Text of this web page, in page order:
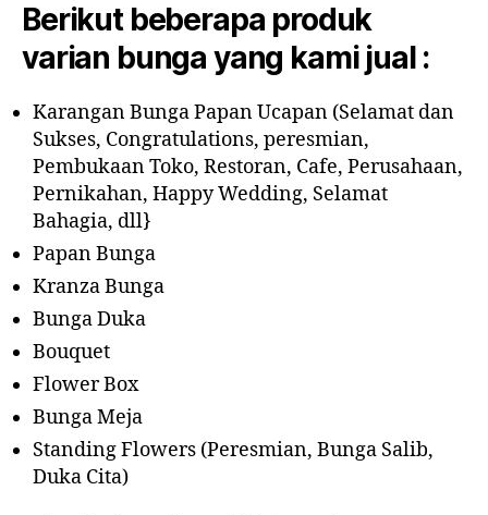
Berikut beberapa produk
varian bunga yang kami jual :
Karangan Bunga Papan Ucapan (Selamat dan
Sukses, Congratulations, peresmian,
Pembukaan Toko, Restoran, Cafe, Perusahaan,
Pernikahan, Happy Wedding, Selamat
Bahagia, dll}
Papan Bunga
Kranza Bunga
Bunga Duka
Bouquet
Flower Box
Bunga Meja
Standing Flowers (Peresmian, Bunga Salib,
Duka Cita)